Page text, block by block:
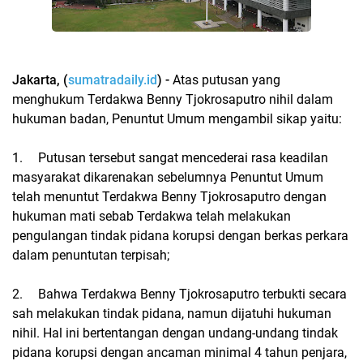
Jakarta, (sumatradaily.id) - Atas putusan yang
menghukum Terdakwa Benny Tjokrosaputro nihil dalam
hukuman badan, Penuntut Umum mengambil sikap yaitu:
1.
Putusan tersebut sangat mencederai rasa keadilan
masyarakat dikarenakan sebelumnya Penuntut Umum
telah menuntut Terdakwa Benny Tjokrosaputro dengan
hukuman mati sebab Terdakwa telah melakukan
pengulangan tindak pidana korupsi dengan berkas perkara
dalam penuntutan terpisah;
2.
Bahwa Terdakwa Benny Tjokrosaputro terbukti secara
sah melakukan tindak pidana, namun dijatuhi hukuman
nihil. Hal ini bertentangan dengan undang-undang tindak
pidana korupsi dengan ancaman minimal 4 tahun penjara,